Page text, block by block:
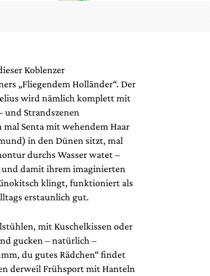
Koblenzer
„Fliegendem Holländer“. Der
wird nämlich komplett mit
Strandszenen
Senta mit wehendem Haar
in den Dünen sitzt, mal
durchs Wasser watet –
damit ihrem imaginierten
klingt, funktioniert als
erstaunlich gut.
mit Kuschelkissen oder
gucken – natürlich –
du gutes Rädchen“ findet
derweil Frühsport mit Hanteln